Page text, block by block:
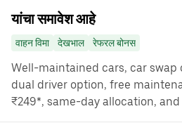
यांचा समावेश आहे
वाहन विमा देखभाल रेफरल बोनस
Well-maintained cars, car swap
dual driver option, free
₹249*, same-day allocation,